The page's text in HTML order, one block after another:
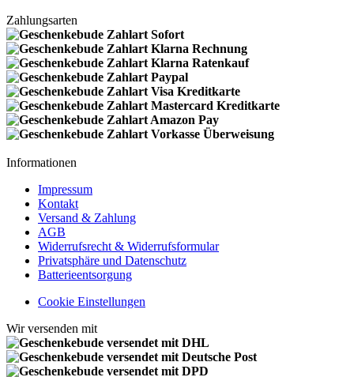
Zahlungsarten
Informationen
Impressum
Kontakt
Versand & Zahlung
AGB
Widerrufsrecht & Widerrufsformular
Privatsphäre und Datenschutz
Batterieentsorgung
Cookie Einstellungen
Wir versenden mit